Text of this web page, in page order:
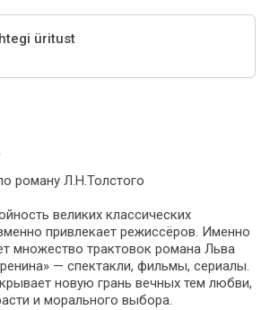
üritust
роману Л.Н.Толстого
великих классических
привлекает режиссёров. Именно
множество трактовок романа Льва
— спектакли, фильмы, сериалы.
новую грань вечных тем любви,
и морального выбора.